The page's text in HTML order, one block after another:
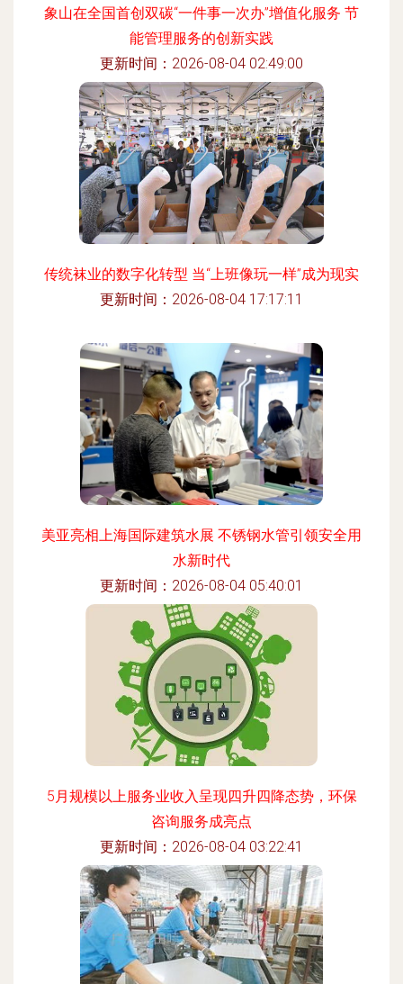
象山在全国首创双碳“一件事一次办”增值化服务 节
能管理服务的创新实践
更新时间：2026-08-04 02:49:00
传统袜业的数字化转型 当“上班像玩一样”成为现实
更新时间：2026-08-04 17:17:11
美亚亮相上海国际建筑水展 不锈钢水管引领安全用
水新时代
更新时间：2026-08-04 05:40:01
5月规模以上服务业收入呈现四升四降态势，环保
咨询服务成亮点
更新时间：2026-08-04 03:22:41